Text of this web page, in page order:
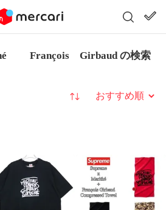
François Girbaud の検索
並び替え